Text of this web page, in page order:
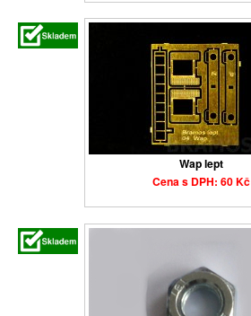
Wap lept
Cena s DPH: 60 Kč